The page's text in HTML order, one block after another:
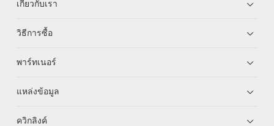
เกี่ยวกับเรา
วิธีการซื้อ
พาร์ทเนอร์
แหล่งข้อมูล
ควิกลิงค์